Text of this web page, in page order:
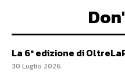
La 6ª edizione di
30 Luglio 2026